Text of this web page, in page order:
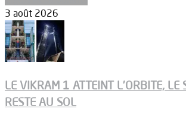
3 août 2026
LE VIKRAM 1 ATTEINT L’ORBITE, LE
RESTE AU SOL